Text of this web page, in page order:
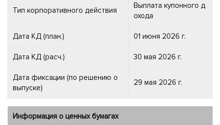
Тип корпоративного действия
Выплата купонного д
охода
Дата КД (план.) 01 июня 2026 г.
Дата КД (расч.) 30 мая 2026 г.
Дата фиксации (по решению о
выпуске)
29 мая 2026 г.
Информация о ценных бумагах